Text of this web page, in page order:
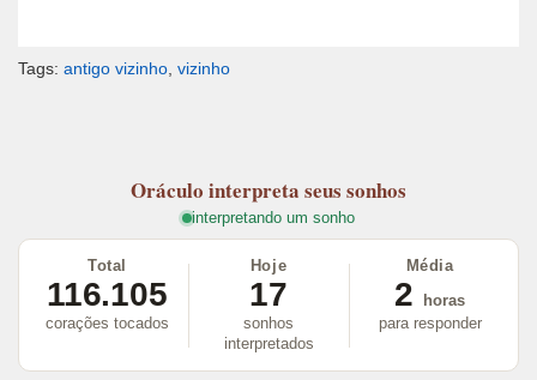
Tags: antigo vizinho vizinho
Oráculo interpreta seus sonhos
interpretando um sonho
Total
116.105
corações tocados
Hoje
17
sonhos
interpretados
Média
2
horas
para responder